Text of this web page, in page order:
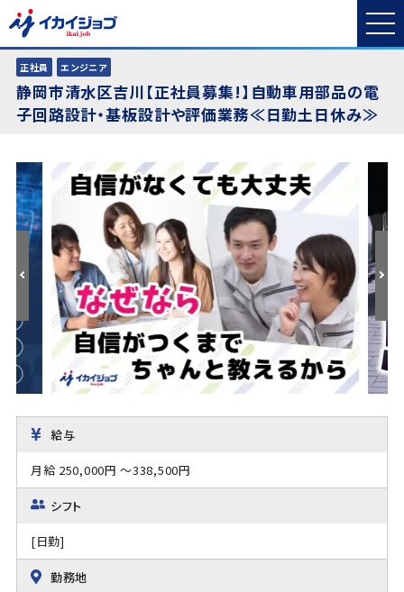
正社員 エンジニア
静岡市清水区吉川【正社員募集!】自動車用部品の電
子回路設計・基板設計や評価業務≪日勤土日休み≫
給与
月給 250,000円 ～338,500円
シフト
[日勤]
勤務地